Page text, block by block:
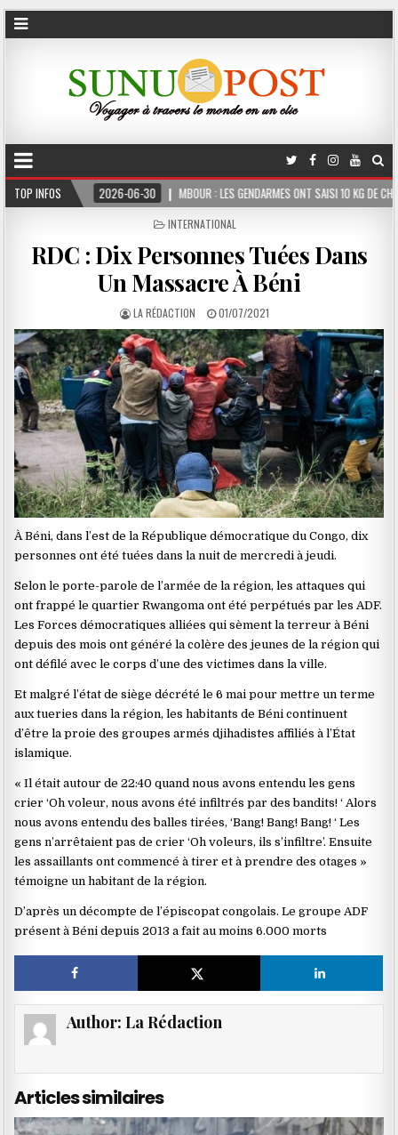
TOP INFOS
2026-06-30 MBOUR : LES GENDARMES ONT SAISI 10 KG DE CHANVRE INDIEN
POSTED
INTERNATIONAL
RDC : Dix Personnes Tuées Dans
Un Massacre À Béni
LA RÉDACTION 01/07/2021
À Béni, dans l’est de la République démocratique du Congo, dix
personnes ont été tuées dans la nuit de mercredi à jeudi.
Selon le porte-parole de l’armée de la région, les attaques qui
ont frappé le quartier Rwangoma ont été perpétués par les ADF.
Les Forces démocratiques alliées qui sèment la terreur à Béni
depuis des mois ont généré la colère des jeunes de la région qui
ont défilé avec le corps d’une des victimes dans la ville.
Et malgré l’état de siège décrété le 6 mai pour mettre un terme
aux tueries dans la région, les habitants de Béni continuent
d’être la proie des groupes armés djihadistes affiliés à l’État
islamique.
« Il était autour de 22:40 quand nous avons entendu les gens
crier ‘Oh voleur, nous avons été infiltrés par des bandits! ‘ Alors
nous avons entendu des balles tirées, ‘Bang! Bang! Bang! ‘ Les
gens n’arrêtaient pas de crier ‘Oh voleurs, ils s’infiltre’. Ensuite
les assaillants ont commencé à tirer et à prendre des otages »
témoigne un habitant de la région.
D’après un décompte de l’épiscopat congolais. Le groupe ADF
présent à Béni depuis 2013 a fait au moins 6.000 morts
Author: La Rédaction
Articles similaires